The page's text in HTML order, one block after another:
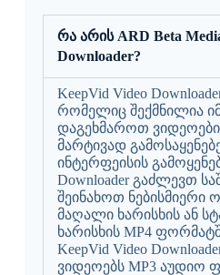
რა არის ARD Beta
Downloader?
KeepVid Video
რომელიც შექმნილია
დაგეხმაროთ
მარტივად
ინტერფეისის
Downloader გაძლევთ
შეინახოთ ნებისმიერი
მაღალი ხარისხის ან
ხარისხის MP4
KeepVid Video
ვიდეოებს MP3 აუდიო